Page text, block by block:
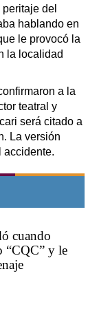
del
hablando en
le provocó la
la localidad
a la
teatral y
será citado a
La versión
accidente.
cuando
“CQC” y le